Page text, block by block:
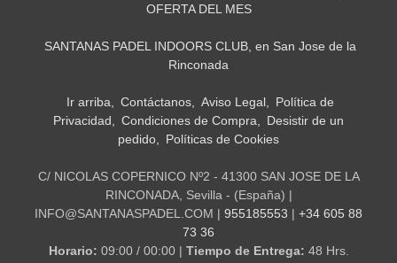
OFERTA DEL MES
SANTANAS PADEL INDOORS CLUB, en San Jose de la
Rinconada
Ir arriba Contáctanos Aviso Legal
Política de
Privacidad
Condiciones de Compra
Desistir de un
pedido
Políticas de Cookies
C/ NICOLAS COPERNICO Nº2 - 41300 SAN JOSE DE LA
RINCONADA, Sevilla - (España) |
INFO@SANTANASPADEL.COM | 955185553 | +34 605 88
73 36
Horario: 09:00 / 00:00 | Tiempo de Entrega: 48 Hrs.